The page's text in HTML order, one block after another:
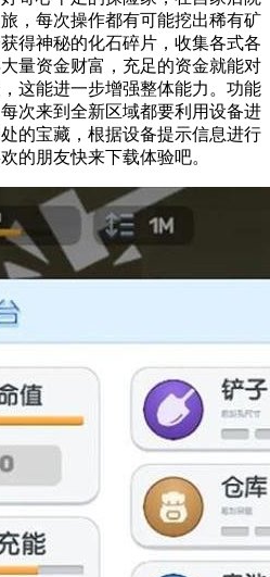
，每次操作都有可能挖出稀有矿
得神秘的化石碎片，收集各式各
量资金财富，充足的资金就能对
这能进一步增强整体能力。功能
次来到全新区域都要利用设备进
的宝藏，根据设备提示信息进行
的朋友快来下载体验吧。